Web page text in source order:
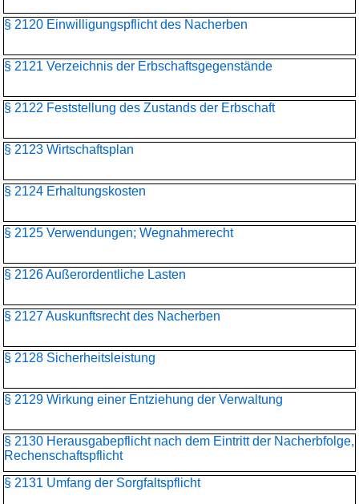
§ 2120 Einwilligungspflicht des Nacherben
§ 2121 Verzeichnis der Erbschaftsgegenstände
§ 2122 Feststellung des Zustands der Erbschaft
§ 2123 Wirtschaftsplan
§ 2124 Erhaltungskosten
§ 2125 Verwendungen; Wegnahmerecht
§ 2126 Außerordentliche Lasten
§ 2127 Auskunftsrecht des Nacherben
§ 2128 Sicherheitsleistung
§ 2129 Wirkung einer Entziehung der Verwaltung
§ 2130 Herausgabepflicht nach dem Eintritt der Nacherbfolge,
Rechenschaftspflicht
§ 2131 Umfang der Sorgfaltspflicht